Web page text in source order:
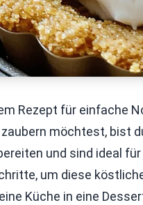
Rezept für einfache
möchtest, bist
und sind ideal
um diese
Küche in eine